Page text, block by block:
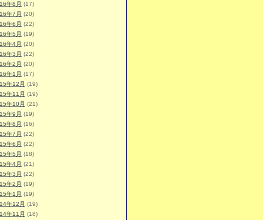
年8月 (17)
年7月 (20)
年6月 (22)
年5月 (19)
年4月 (20)
年3月 (22)
年2月 (20)
年1月 (17)
年12月 (19)
年11月 (19)
年10月 (21)
年9月 (19)
年8月 (16)
年7月 (22)
年6月 (22)
年5月 (18)
年4月 (21)
年3月 (22)
年2月 (19)
年1月 (19)
年12月 (19)
年11月 (18)